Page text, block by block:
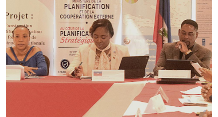
humanitaire des Nations Unies en Haïti. La réforme de
ce Comité de Pilotage répond à la volonté commune
du Gouvernement haïtien et des Nations Unies de
disposer d'un cadre stratégique de gouvernance
permettant de renforcer la régularité des rencontres
ainsi que l’agilité dans le processus de prise de
décisions. Conformément à ses Termes de référence,
le CoPil constitue l'instance chargée d'assurer
l'orientation stratégique, l'examen, l'endossement et le
suivi des projets soutenus par le Fonds en Haïti. Au